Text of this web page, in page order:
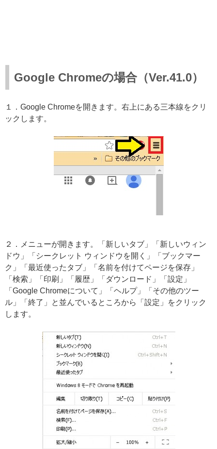
Google Chromeの場合（Ver.41.0）
１．Google Chromeを開きます。右上にある三本線をクリ
ックします。
２．メニューが開きます。「新しいタブ」「新しいウィン
ドウ」「シークレット ウィンドウを開く」「ブックマー
ク」「最近使ったタブ」「名前を付けてページを保存」
「検索」「印刷」「履歴」「ダウンロード」「設定」
「Google Chromeについて」「ヘルプ」「その他のツー
ル」「終了」と並んでいるところから「設定」をクリック
します。